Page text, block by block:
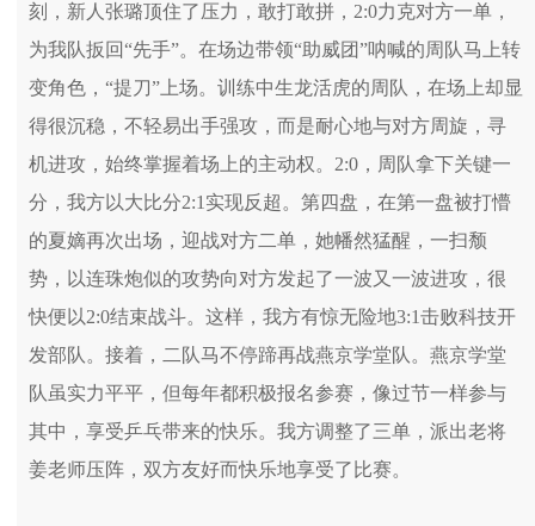
刻，新人张璐顶住了压力，敢打敢拼，2:0力克对方一单，
为我队扳回“先手”。在场边带领“助威团”呐喊的周队马上转
变角色，“提刀”上场。训练中生龙活虎的周队，在场上却显
得很沉稳，不轻易出手强攻，而是耐心地与对方周旋，寻
机进攻，始终掌握着场上的主动权。2:0，周队拿下关键一
分，我方以大比分2:1实现反超。第四盘，在第一盘被打懵
的夏嫡再次出场，迎战对方二单，她幡然猛醒，一扫颓
势，以连珠炮似的攻势向对方发起了一波又一波进攻，很
快便以2:0结束战斗。这样，我方有惊无险地3:1击败科技开
发部队。接着，二队马不停蹄再战燕京学堂队。燕京学堂
队虽实力平平，但每年都积极报名参赛，像过节一样参与
其中，享受乒乓带来的快乐。我方调整了三单，派出老将
姜老师压阵，双方友好而快乐地享受了比赛。